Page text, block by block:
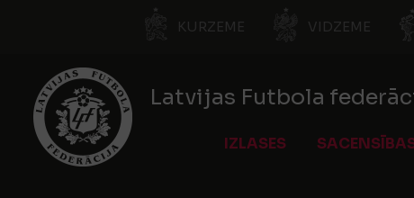
KURZEME VIDZEME
Latvijas Futbola
IZLASES